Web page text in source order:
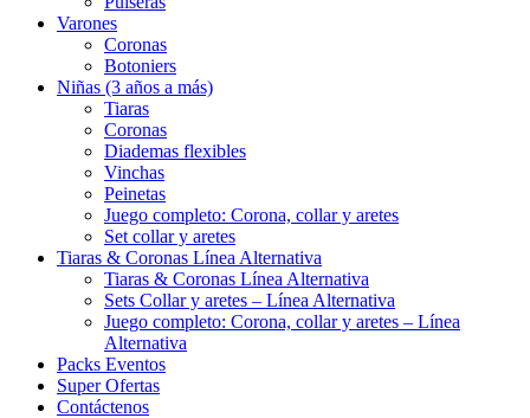
Varones
Coronas
Botoniers
Niñas (3 años a más)
Tiaras
Coronas
Diademas flexibles
Vinchas
Peinetas
Juego completo: Corona, collar y aretes
Set collar y aretes
Tiaras & Coronas Línea Alternativa
Tiaras & Coronas Línea Alternativa
Sets Collar y aretes – Línea Alternativa
Juego completo: Corona, collar y aretes – Línea
Alternativa
Packs Eventos
Super Ofertas
Contáctenos